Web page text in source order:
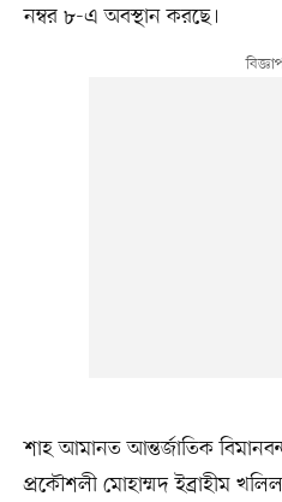
নম্বর ৮-এ অবস্থান করছে।
শাহ আমানত আন্তর্জাতিক
প্রকৌশলী মোহাম্মদ ইব্রাহীম